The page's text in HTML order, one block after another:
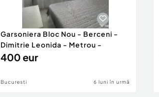
Garsoniera Bloc Nou - Berceni -
Dimitrie Leonida - Metrou -
400 eur
Bucuresti 6 luni în urmă